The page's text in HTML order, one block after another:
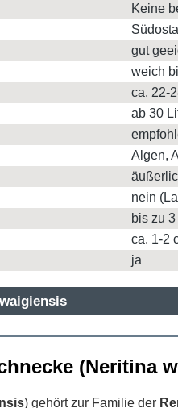
Keine
gut
weich
ca. 22-
ab 30
Algen,
nein
bis zu
ca. 1-2
ja
(Neritina
) gehört zur Familie der